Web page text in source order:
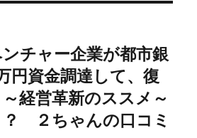
チャー企業が都市銀
円資金調達して、復
経営革新のススメ～
？ ２ちゃんの口コミ